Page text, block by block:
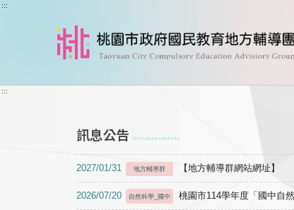
跳到主要內容
:::
:::
訊息公告 Announcements
2027/01/31 地方輔導群 【地方輔導群網站網址】
2026/07/20 自然科學_國中 桃園市114學年度「國中自